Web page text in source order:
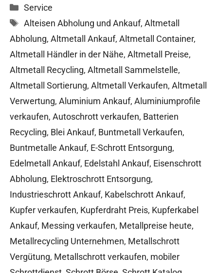
Kategorien
Service
Schlagwörter
Alteisen Abholung und Ankauf, Altmetall
Abholung, Altmetall Ankauf, Altmetall Container,
Altmetall Händler in der Nähe, Altmetall Preise,
Altmetall Recycling, Altmetall Sammelstelle,
Altmetall Sortierung, Altmetall Verkaufen, Altmetall
Verwertung, Aluminium Ankauf, Aluminiumprofile
verkaufen, Autoschrott verkaufen, Batterien
Recycling, Blei Ankauf, Buntmetall Verkaufen,
Buntmetalle Ankauf, E-Schrott Entsorgung,
Edelmetall Ankauf, Edelstahl Ankauf, Eisenschrott
Abholung, Elektroschrott Entsorgung,
Industrieschrott Ankauf, Kabelschrott Ankauf,
Kupfer verkaufen, Kupferdraht Preis, Kupferkabel
Ankauf, Messing verkaufen, Metallpreise heute,
Metallrecycling Unternehmen, Metallschrott
Vergütung, Metallschrott verkaufen, mobiler